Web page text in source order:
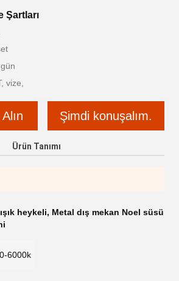
Şartları
vize,
Şimdi konuşalım.
Ürün Tanımı
heykeli, Metal dış mekan Noel süsü
6000k